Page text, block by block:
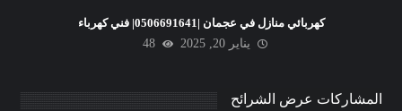
كهربائي منازل في عجمان |0506691641| فني كهرباء
يناير 20, 2025
48
المشاركات عرض الشرائح